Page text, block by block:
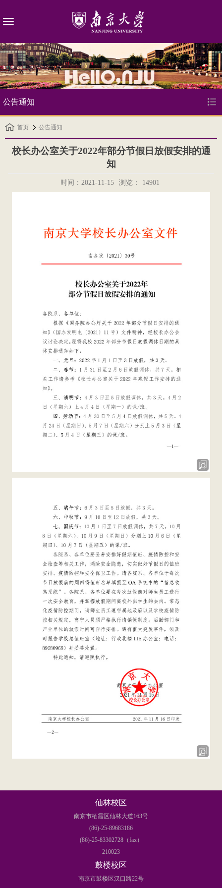
公告通知
首页 公告通知
校长办公室关于2022年部分节假日放假安排的通
知
时间：2021-11-15 浏览： 14901
仙林校区
南京市栖霞区仙林大道163号
(86)-25-89683186
(86)-25-83302728（fax）
210023
鼓楼校区
南京市鼓楼区汉口路22号